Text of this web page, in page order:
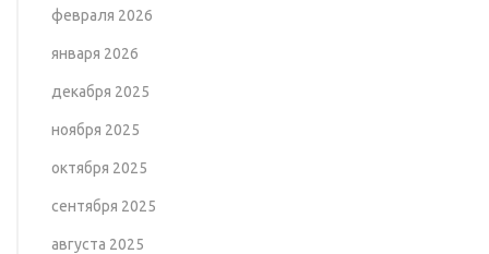
февраля 2026
января 2026
декабря 2025
ноября 2025
октября 2025
сентября 2025
августа 2025